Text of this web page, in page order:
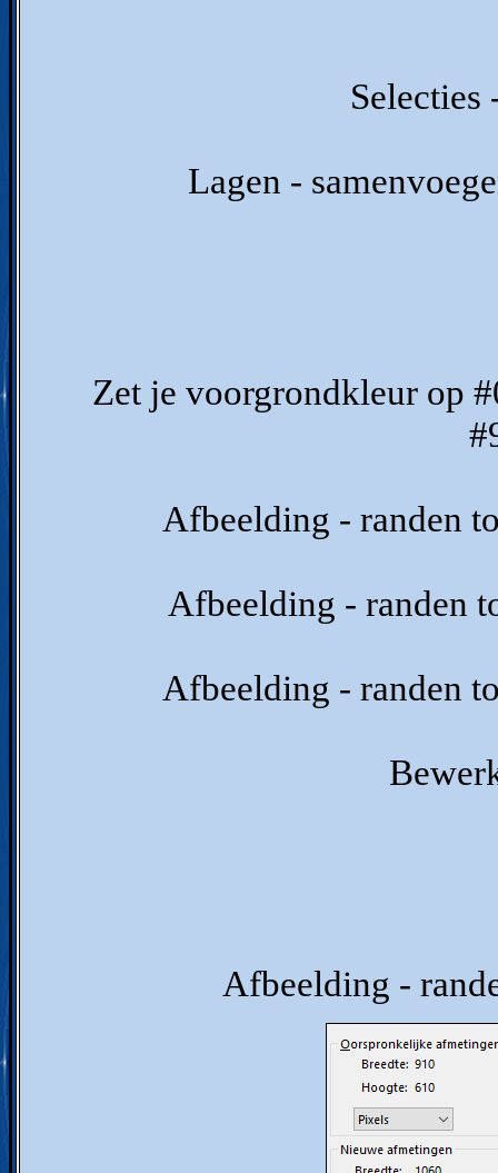
Selecties
Lagen -
Zet je voorgrondkleur op
Afbeelding - randen
Afbeelding - randen
Afbeelding - randen
Afbeelding -